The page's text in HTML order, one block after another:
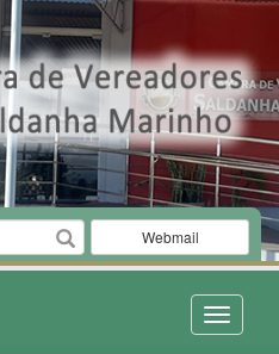
Webmail
Toggle